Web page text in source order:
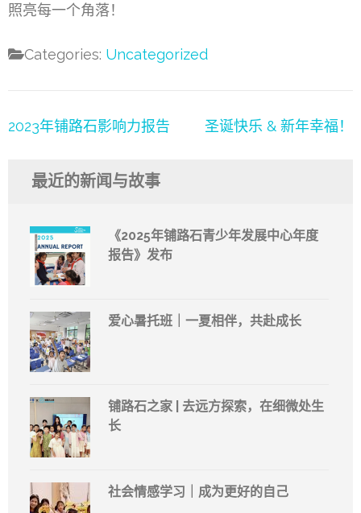
照亮每一个角落！
Categories: Uncategorized
文
2023年铺路石影响力报告 圣诞快乐 & 新年幸福！
最近的新闻与故事
《2025年铺路石青少年发展中心年度
报告》发布
爱心暑托班｜一夏相伴，共赴成长
铺路石之家 | 去远方探索，在细微处生
长
社会情感学习｜成为更好的自己